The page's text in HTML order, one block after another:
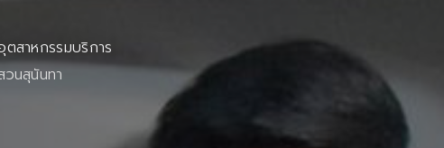
สาหกรรมบริการ
นสุนันทา